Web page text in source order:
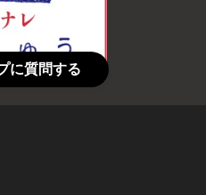
に質問する